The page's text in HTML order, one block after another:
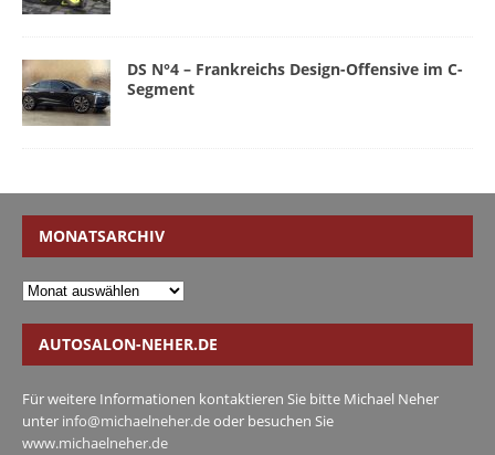
DS N°4 – Frankreichs Design-Offensive im C-
Segment
MONATSARCHIV
AUTOSALON-NEHER.DE
Für weitere Informationen kontaktieren Sie bitte Michael Neher
unter info@michaelneher.deoder besuchen Sie
www.michaelneher.de